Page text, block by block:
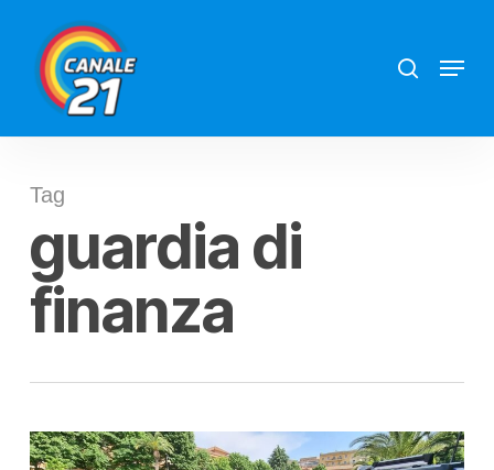
main
content
Menu
Tag
guardia di
finanza